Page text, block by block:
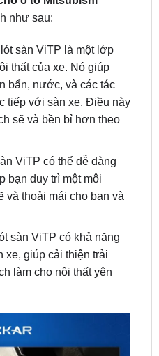
sàn ViTP là một lớp
bẩn, nước, và các tác
tiếp với sàn xe. Điều này
sẽ và bền bỉ hơn theo
ViTP có thể dễ dàng
bạn duy trì một môi
thoải mái cho bạn và
sàn ViTP có khả năng
giúp cải thiện trải
làm cho nội thất yên